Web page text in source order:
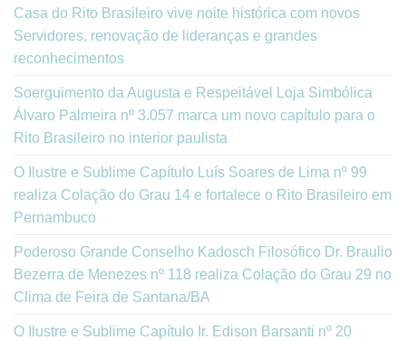
Casa do Rito Brasileiro vive noite histórica com novos
Servidores, renovação de lideranças e grandes
reconhecimentos
Soerguimento da Augusta e Respeitável Loja Simbólica
Álvaro Palmeira nº 3.057 marca um novo capítulo para o
Rito Brasileiro no interior paulista
O Ilustre e Sublime Capítulo Luís Soares de Lima nº 99
realiza Colação do Grau 14 e fortalece o Rito Brasileiro em
Pernambuco
Poderoso Grande Conselho Kadosch Filosófico Dr. Braulio
Bezerra de Menezes nº 118 realiza Colação do Grau 29 no
Clima de Feira de Santana/BA
O Ilustre e Sublime Capítulo Ir. Edison Barsanti nº 20